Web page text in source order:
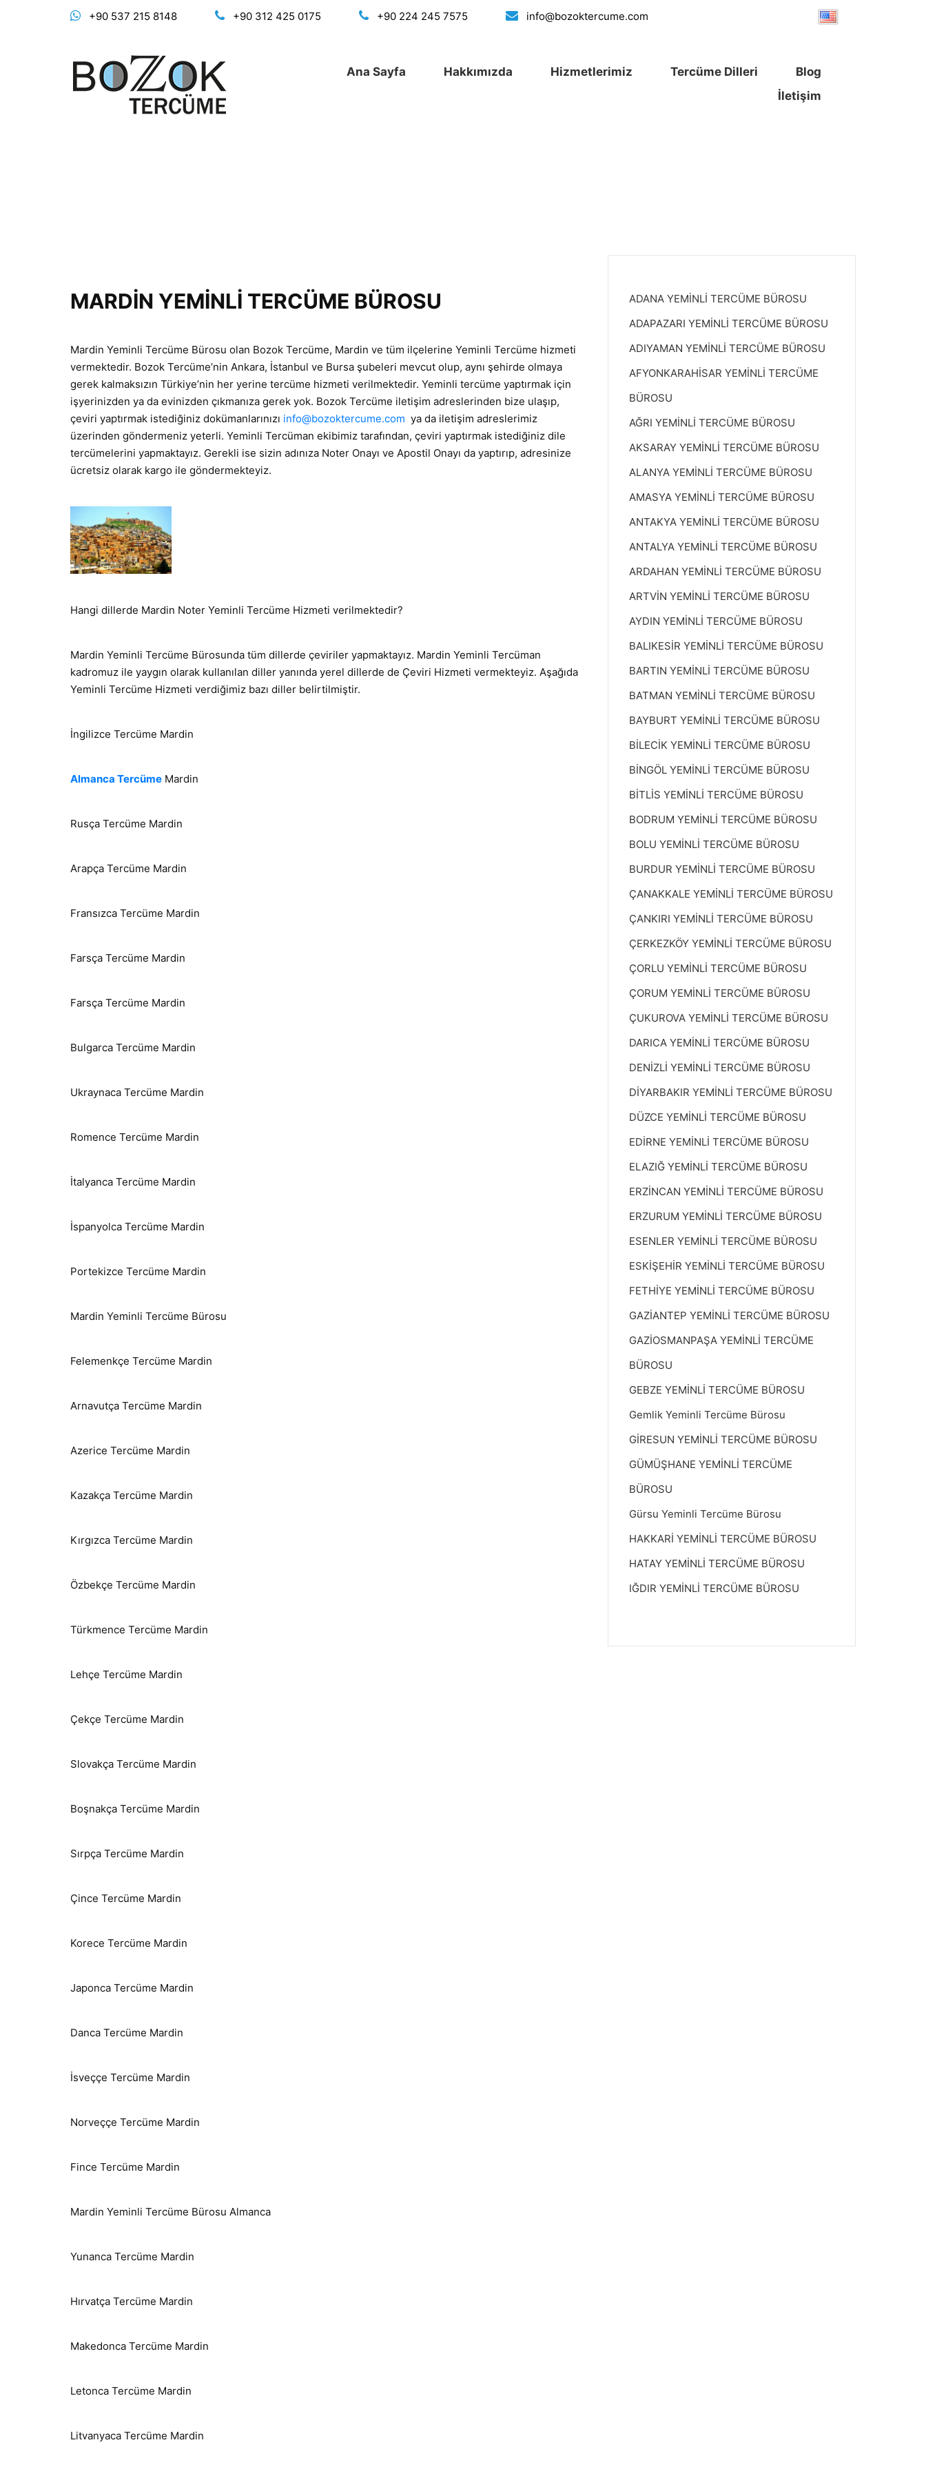
+90 537 215 8148 +90 312 425 0175 +90 224 245 7575 info@bozoktercume.com
Ana Sayfa Hakkımızda Hizmetlerimiz Tercüme Dilleri
Blog
İletişim
MARDİN YEMİNLİ TERCÜME BÜROSU
Mardin Yeminli Tercüme Bürosu olan Bozok Tercüme, Mardin ve tüm ilçelerine Yeminli Tercüme hizmeti
vermektedir. Bozok Tercüme’nin Ankara, İstanbul ve Bursa şubeleri mevcut olup, aynı şehirde olmaya
gerek kalmaksızın Türkiye’nin her yerine tercüme hizmeti verilmektedir. Yeminli tercüme yaptırmak için
işyerinizden ya da evinizden çıkmanıza gerek yok. Bozok Tercüme iletişim adreslerinden bize ulaşıp,
çeviri yaptırmak istediğiniz dokümanlarınızı info@bozoktercume.com ya da iletişim adreslerimiz
üzerinden göndermeniz yeterli. Yeminli Tercüman ekibimiz tarafından, çeviri yaptırmak istediğiniz dile
tercümelerini yapmaktayız. Gerekli ise sizin adınıza Noter Onayı ve Apostil Onayı da yaptırıp, adresinize
ücretsiz olarak kargo ile göndermekteyiz.
Hangi dillerde Mardin Noter Yeminli Tercüme Hizmeti verilmektedir?
Mardin Yeminli Tercüme Bürosunda tüm dillerde çeviriler yapmaktayız. Mardin Yeminli Tercüman
kadromuz ile yaygın olarak kullanılan diller yanında yerel dillerde de Çeviri Hizmeti vermekteyiz. Aşağıda
Yeminli Tercüme Hizmeti verdiğimiz bazı diller belirtilmiştir.
İngilizce Tercüme Mardin
Almanca Tercüme Mardin
Rusça Tercüme Mardin
Arapça Tercüme Mardin
Fransızca Tercüme Mardin
Farsça Tercüme Mardin
Farsça Tercüme Mardin
Bulgarca Tercüme Mardin
Ukraynaca Tercüme Mardin
Romence Tercüme Mardin
İtalyanca Tercüme Mardin
İspanyolca Tercüme Mardin
Portekizce Tercüme Mardin
Mardin Yeminli Tercüme Bürosu
Felemenkçe Tercüme Mardin
Arnavutça Tercüme Mardin
Azerice Tercüme Mardin
Kazakça Tercüme Mardin
Kırgızca Tercüme Mardin
Özbekçe Tercüme Mardin
Türkmence Tercüme Mardin
Lehçe Tercüme Mardin
Çekçe Tercüme Mardin
Slovakça Tercüme Mardin
Boşnakça Tercüme Mardin
Sırpça Tercüme Mardin
Çince Tercüme Mardin
Korece Tercüme Mardin
Japonca Tercüme Mardin
Danca Tercüme Mardin
İsveççe Tercüme Mardin
Norveççe Tercüme Mardin
Fince Tercüme Mardin
Mardin Yeminli Tercüme Bürosu Almanca
Yunanca Tercüme Mardin
Hırvatça Tercüme Mardin
Makedonca Tercüme Mardin
Letonca Tercüme Mardin
Litvanyaca Tercüme Mardin
ADANA YEMİNLİ TERCÜME BÜROSU
ADAPAZARI YEMİNLİ TERCÜME BÜROSU
ADIYAMAN YEMİNLİ TERCÜME BÜROSU
AFYONKARAHİSAR YEMİNLİ TERCÜME
BÜROSU
AĞRI YEMİNLİ TERCÜME BÜROSU
AKSARAY YEMİNLİ TERCÜME BÜROSU
ALANYA YEMİNLİ TERCÜME BÜROSU
AMASYA YEMİNLİ TERCÜME BÜROSU
ANTAKYA YEMİNLİ TERCÜME BÜROSU
ANTALYA YEMİNLİ TERCÜME BÜROSU
ARDAHAN YEMİNLİ TERCÜME BÜROSU
ARTVİN YEMİNLİ TERCÜME BÜROSU
AYDIN YEMİNLİ TERCÜME BÜROSU
BALIKESİR YEMİNLİ TERCÜME BÜROSU
BARTIN YEMİNLİ TERCÜME BÜROSU
BATMAN YEMİNLİ TERCÜME BÜROSU
BAYBURT YEMİNLİ TERCÜME BÜROSU
BİLECİK YEMİNLİ TERCÜME BÜROSU
BİNGÖL YEMİNLİ TERCÜME BÜROSU
BİTLİS YEMİNLİ TERCÜME BÜROSU
BODRUM YEMİNLİ TERCÜME BÜROSU
BOLU YEMİNLİ TERCÜME BÜROSU
BURDUR YEMİNLİ TERCÜME BÜROSU
ÇANAKKALE YEMİNLİ TERCÜME BÜROSU
ÇANKIRI YEMİNLİ TERCÜME BÜROSU
ÇERKEZKÖY YEMİNLİ TERCÜME BÜROSU
ÇORLU YEMİNLİ TERCÜME BÜROSU
ÇORUM YEMİNLİ TERCÜME BÜROSU
ÇUKUROVA YEMİNLİ TERCÜME BÜROSU
DARICA YEMİNLİ TERCÜME BÜROSU
DENİZLİ YEMİNLİ TERCÜME BÜROSU
DİYARBAKIR YEMİNLİ TERCÜME BÜROSU
DÜZCE YEMİNLİ TERCÜME BÜROSU
EDİRNE YEMİNLİ TERCÜME BÜROSU
ELAZIĞ YEMİNLİ TERCÜME BÜROSU
ERZİNCAN YEMİNLİ TERCÜME BÜROSU
ERZURUM YEMİNLİ TERCÜME BÜROSU
ESENLER YEMİNLİ TERCÜME BÜROSU
ESKİŞEHİR YEMİNLİ TERCÜME BÜROSU
FETHİYE YEMİNLİ TERCÜME BÜROSU
GAZİANTEP YEMİNLİ TERCÜME BÜROSU
GAZİOSMANPAŞA YEMİNLİ TERCÜME
BÜROSU
GEBZE YEMİNLİ TERCÜME BÜROSU
Gemlik Yeminli Tercüme Bürosu
GİRESUN YEMİNLİ TERCÜME BÜROSU
GÜMÜŞHANE YEMİNLİ TERCÜME
BÜROSU
Gürsu Yeminli Tercüme Bürosu
HAKKARİ YEMİNLİ TERCÜME BÜROSU
HATAY YEMİNLİ TERCÜME BÜROSU
IĞDIR YEMİNLİ TERCÜME BÜROSU